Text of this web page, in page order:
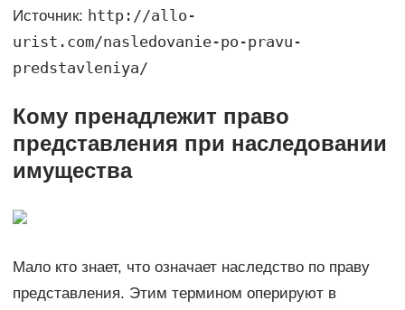
Источник: http://allo-
urist.com/nasledovanie-po-pravu-
predstavleniya/
Кому пренадлежит право
представления при наследовании
имущества
Мало кто знает, что означает наследство по праву
представления. Этим термином оперируют в